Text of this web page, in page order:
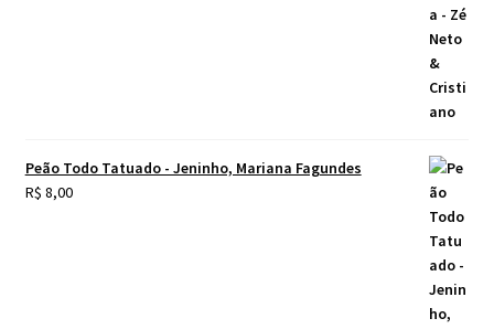
Peão Todo Tatuado - Jeninho, Mariana Fagundes
R$ 8,00